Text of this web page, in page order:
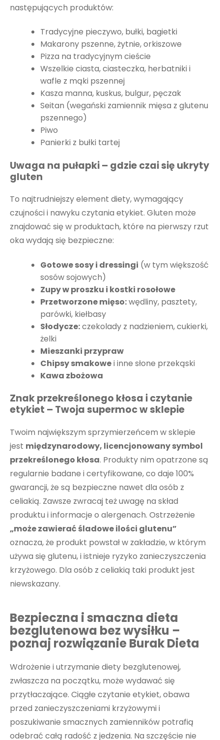
następujących produktów:
Tradycyjne pieczywo, bułki, bagietki
Makarony pszenne, żytnie, orkiszowe
Pizza na tradycyjnym cieście
Wszelkie ciasta, ciasteczka, herbatniki i
wafle z mąki pszennej
Kasza manna, kuskus, bulgur, pęczak
Seitan (wegański zamiennik mięsa z glutenu
pszennego)
Piwo
Panierki z bułki tartej
Uwaga na pułapki – gdzie czai się ukryty
gluten
To najtrudniejszy element diety, wymagający
czujności i nawyku czytania etykiet. Gluten może
znajdować się w produktach, które na pierwszy rzut
oka wydają się bezpieczne:
Gotowe sosy i dressingi (w tym większość
sosów sojowych)
Zupy w proszku i kostki rosołowe
Przetworzone mięso:wędliny, pasztety,
parówki, kiełbasy
Słodycze:czekolady z nadzieniem, cukierki,
żelki
Mieszanki przypraw
Chipsy smakowei inne słone przekąski
Kawa zbożowa
Znak przekreślonego kłosa i czytanie
etykiet – Twoja supermoc w sklepie
Twoim największym sprzymierzeńcem w sklepie
jest międzynarodowy, licencjonowany symbol
przekreślonego kłosa. Produkty nim opatrzone są
regularnie badane i certyfikowane, co daje 100%
gwarancji, że są bezpieczne nawet dla osób z
celiakią. Zawsze zwracaj też uwagę na skład
produktu i informacje o alergenach. Ostrzeżenie
„może zawierać śladowe ilości glutenu”
oznacza, że produkt powstał w zakładzie, w którym
używa się glutenu, i istnieje ryzyko zanieczyszczenia
krzyżowego. Dla osób z celiakią taki produkt jest
niewskazany.
Bezpieczna i smaczna dieta
bezglutenowa bez wysiłku –
poznaj rozwiązanie Burak Dieta
Wdrożenie i utrzymanie diety bezglutenowej,
zwłaszcza na początku, może wydawać się
przytłaczające. Ciągłe czytanie etykiet, obawa
przed zanieczyszczeniami krzyżowymi i
poszukiwanie smacznych zamienników potrafią
odebrać całą radość z jedzenia. Na szczęście nie